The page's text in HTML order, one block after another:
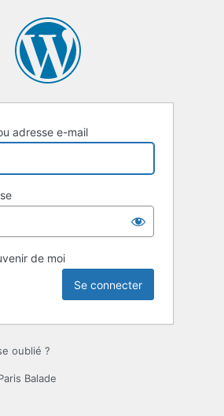
adresse e-mail
de moi
oublié ?
Balade